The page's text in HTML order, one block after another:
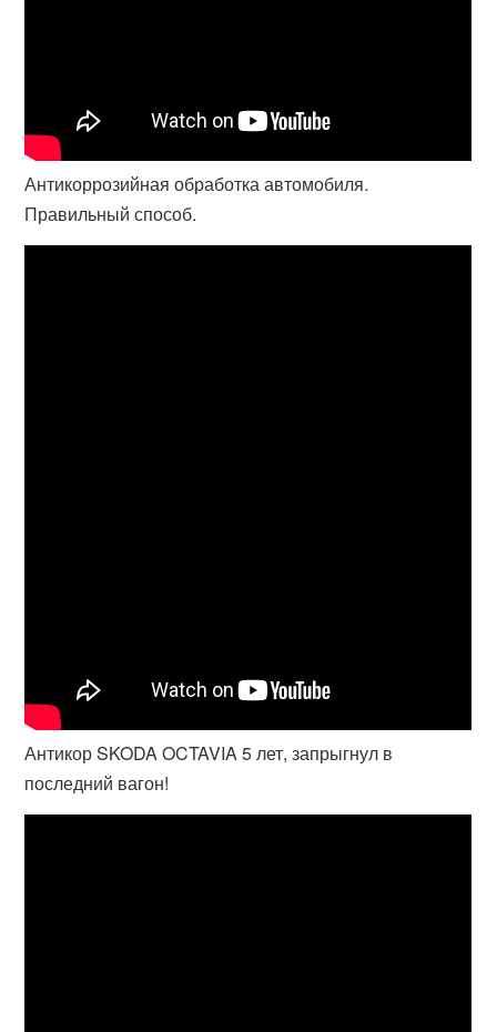
Антикоррозийная обработка автомобиля.
Правильный способ.
Антикор SKODA OCTAVIA 5 лет, запрыгнул в
последний вагон!